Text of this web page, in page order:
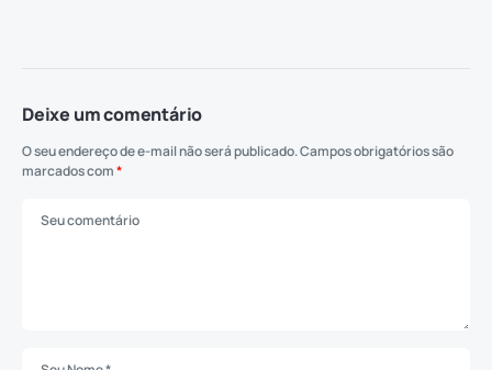
Deixe um comentário
O seu endereço de e-mail não será publicado.Campos obrigatórios são
marcados com*